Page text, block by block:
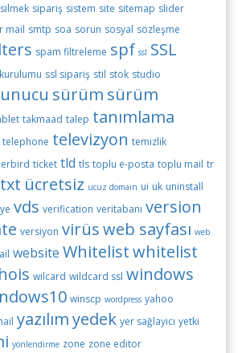
silmek sipariş sistem site sitemap slider
mail smtp soa sorun sosyal sözleşme
spam filtreleme spf ssl SSL
ssl sipariş stil stok studio
sürüm sürüm
takmaad talep tanımlama
telephone televizyon temizlik
ticket tld tls toplu e-posta toplu mail tr
txt ücretsiz ucuz domain ui uk uninstall
vds verification veritabanı version
versiyon virüsweb sayfası web
website Whitelistwhitelist
wilcard wildcard ssl windows
winscp wordpress yahoo
yazılımyedek yer sağlayıcı yetki
yönlendirme zone zone editor